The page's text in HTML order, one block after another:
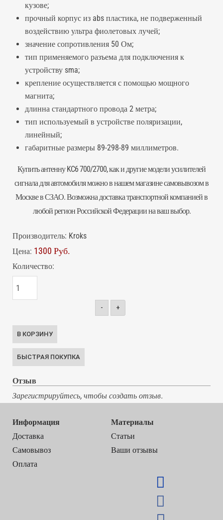
кузове;
прочный корпус из abs пластика, не подверженный
воздействию ультра фиолетовых лучей;
значение сопротивления 50 Ом;
тип применяемого разъема для подключения к
устройству sma;
крепление осуществляется с помощью мощного
магнита;
длинна стандартного провода 2 метра;
тип используемый в устройстве поляризации,
линейный;
габаритные размеры 89-298-89 миллиметров.
КупитьантеннуKC6 700/2700, как и другие модели усилителей
сигнала для автомобиля можно в нашем магазине самовывозом в
Москве в СЗАО. Возможна доставка транспортной компанией в
любой регион Российской Федерации на ваш выбор.
Производитель: Kroks
Цена: 1300 Руб.
Количество:
- +
Отзыв
Зарегистрируйтесь, чтобы создать отзыв.
Информация
Доставка
Самовывоз
Оплата
Материалы
Статьи
Ваши отзывы